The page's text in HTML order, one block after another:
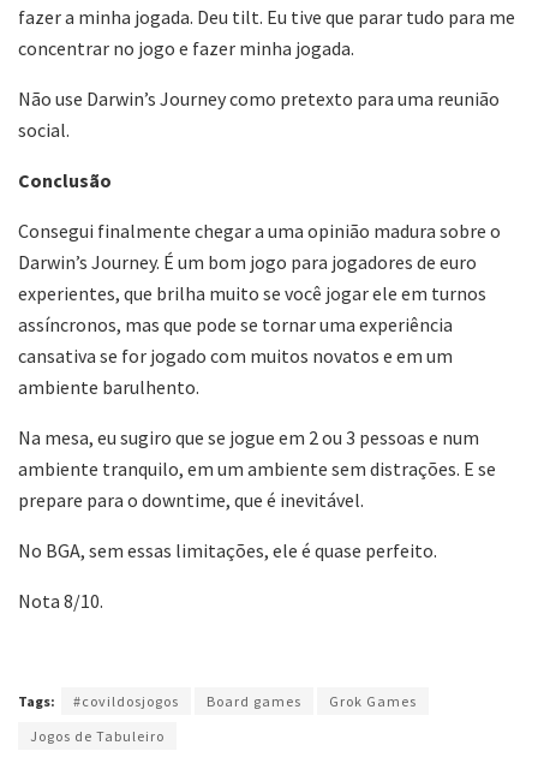
fazer a minha jogada. Deu tilt. Eu tive que parar tudo para me
concentrar no jogo e fazer minha jogada.
Não use Darwin’s Journey como pretexto para uma reunião
social.
Conclusão
Consegui finalmente chegar a uma opinião madura sobre o
Darwin’s Journey. É um bom jogo para jogadores de euro
experientes, que brilha muito se você jogar ele em turnos
assíncronos, mas que pode se tornar uma experiência
cansativa se for jogado com muitos novatos e em um
ambiente barulhento.
Na mesa, eu sugiro que se jogue em 2 ou 3 pessoas e num
ambiente tranquilo, em um ambiente sem distrações. E se
prepare para o downtime, que é inevitável.
No BGA, sem essas limitações, ele é quase perfeito.
Nota 8/10.
Tags: #covildosjogos Board games
Grok Games
Jogos de Tabuleiro